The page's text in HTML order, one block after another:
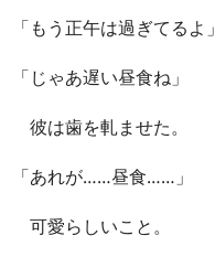
「もう正午は過ぎてるよ」
「じゃあ遅い昼食ね」
彼は歯を軋ませた。
「あれが……昼食……」
可愛らしいこと。